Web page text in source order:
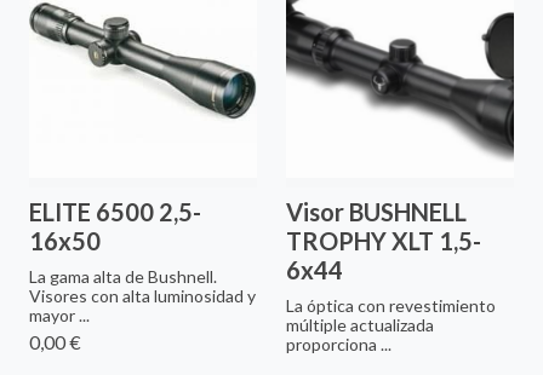
ELITE 6500 2,5-
16x50
La gama alta de Bushnell.
Visores con alta luminosidad y
mayor ...
0,00 €
Visor BUSHNELL
TROPHY XLT 1,5-
6x44
La óptica con revestimiento
múltiple actualizada
proporciona ...